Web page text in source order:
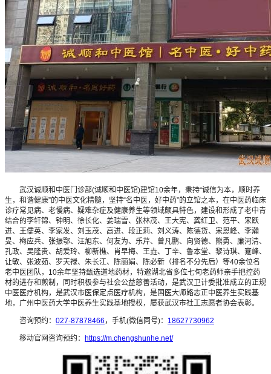
武汉诚顺和中医门诊部(诚顺和中医馆)建馆10余年，秉持“诚信为本，顺时养
生，和谐健康”的中医文化精髓，坚持“名中医，好中药”的立馆之本，在中医药临床
诊疗常见病、老慢病、疑难杂症及健康养生等领域颇具特色，建设和形成了老中青
结合的李轩锦、钟明、徐长化、姜瑞雪、张林茂、王大宪、龚红卫、范平、宋跃
进、王儒英、李家发、刘玉茂、高进、段正莉、刘义涛、陈德货、宋恩峰、李瀚
旻、梅应兵、张振鄂、汪旭东、何友为、乐芹、曾凡鹏、向贤德、熊勇、廉河清、
孔政、吴隆贵、胡爱玲、柳新樵、肖早梅、王垚、丁辛、鲁本堂、黎诗琪、蹇峰、
让敏、张波茹、罗天禄、朱长江、陈丽娟、陈必新（排名不分先后）等40余位名
老中医团队，10余年坚持甄选道地药材，特邀湖北省多位七旬老药师亲手把控药
材的进存和煎制，同时积极参与社会公益慈善活动，是武汉卫计委批准成立的正规
中医医疗机构，是武汉市医保定点医疗机构，是国医大师路志正中医养生实践基
地，广州中医药大学中医养生实践基地授权，屡获武汉市社工志愿者协会表彰。
咨询预约： 027-87878466 ，手机(微信同号)： 18627730962
移动官网咨询预约： https://m.chengshunhe.net/